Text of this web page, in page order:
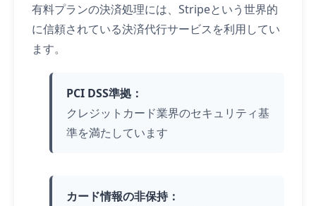
有料プランの決済処理には、Stripeという世界的
に信頼されている決済代行サービスを利用してい
ます。
PCI DSS準拠：
クレジットカード業界のセキュリティ基
準を満たしています
カード情報の非保持：